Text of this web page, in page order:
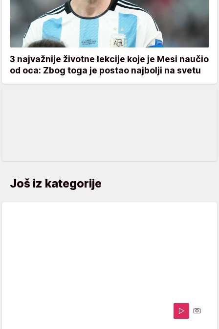
3 najvažnije životne lekcije koje je Mesi naučio
od oca: Zbog toga je postao najbolji na svetu
Još iz kategorije